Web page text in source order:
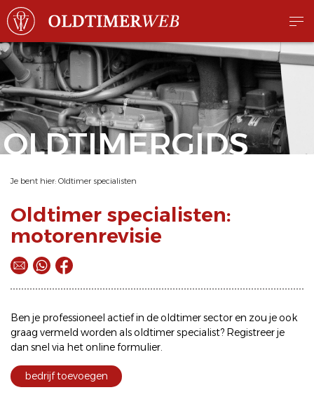
OLDTIMERGIDS
Je bent hier: Oldtimer specialisten
Oldtimer specialisten:
motorenrevisie
Ben je professioneel actief in de oldtimer sector en zou je ook
graag vermeld worden als oldtimer specialist? Registreer je
dan snel via hetonline formulier.
bedrijf toevoegen